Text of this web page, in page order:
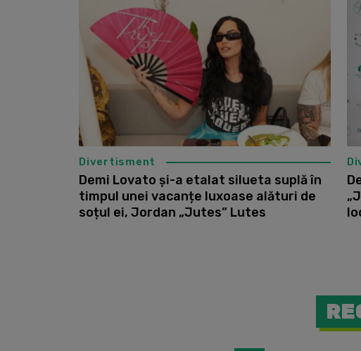
Divertisment
Demi Lovato și-a etalat silueta suplă în
timpul unei vacanțe luxoase alături de
soțul ei, Jordan „Jutes” Lutes